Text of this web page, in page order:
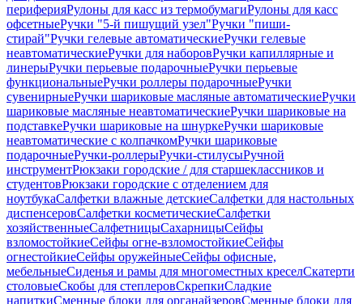
периферияРулоны для касс из термобумагиРулоны для касс
офсетныеРучки "5-й пишущий узел"Ручки "пиши-
стирай"Ручки гелевые автоматическиеРучки гелевые
неавтоматическиеРучки для наборовРучки капиллярные и
линерыРучки перьевые подарочныеРучки перьевые
функциональныеРучки роллеры подарочныеРучки
сувенирныеРучки шариковые масляные автоматическиеРучки
шариковые масляные неавтоматическиеРучки шариковые на
подставкеРучки шариковые на шнуркеРучки шариковые
неавтоматические с колпачкомРучки шариковые
подарочныеРучки-роллерыРучки-стилусыРучной
инструментРюкзаки городские / для старшеклассников и
студентовРюкзаки городские с отделением для
ноутбукаСалфетки влажные детскиеСалфетки для настольных
диспенсеровСалфетки косметическиеСалфетки
хозяйственныеСалфетницыСахарницыСейфы
взломостойкиеСейфы огне-взломостойкиеСейфы
огнестойкиеСейфы оружейныеСейфы офисные,
мебельныеСиденья и рамы для многоместных креселСкатерти
столовыеСкобы для степлеровСкрепкиСладкие
напиткиСменные блоки для органайзеровСменные блоки для